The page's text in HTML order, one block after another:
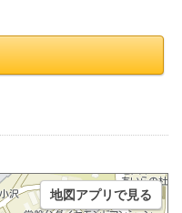
地図アプリで見る